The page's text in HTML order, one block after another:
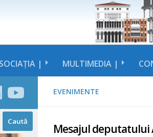
| MULTIMEDIA |
EVENIMENTE
Mesajul deputatului